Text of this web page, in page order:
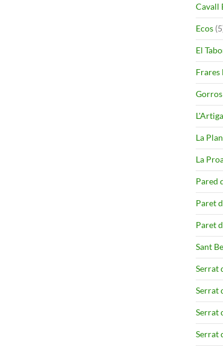
Cavall
Ecos
El
Frares
Gorros
La
La
Pared
Paret
Paret
Sant
Serrat
Serrat
Serrat
Serrat